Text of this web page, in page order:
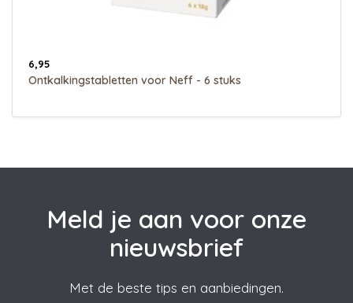
6,95
Ontkalkingstabletten voor Neff - 6 stuks
Meld je aan voor onze
nieuwsbrief
Met de beste tips en aanbiedingen.